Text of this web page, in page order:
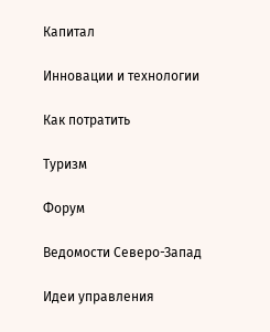
Капитал
Инновации и технологии
Как потратить
Туризм
Форум
Ведомости Северо-Запад
Идеи управления